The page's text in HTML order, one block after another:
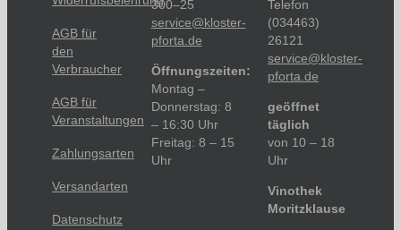
AGB für
den
Verbraucher
AGB für
Veranstaltungen
Zahlungsarten
Versandarten
Datenschutz
300–25
service@kloster-
pforta.de
Öffnungszeiten:
Montag –
Donnerstag: 8
– 16:30 Uhr
Freitag: 8 – 15
Uhr
Telefon
(034463)
26121
service@kloster-
pforta.de
geöffnet
täglich
von 10 – 18
Uhr
Vinothek
Moritzklause